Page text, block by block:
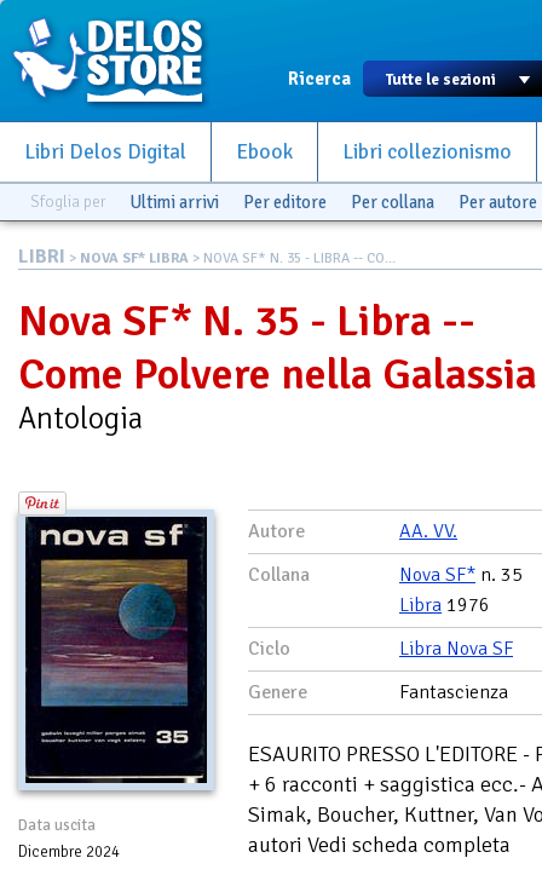
Ricerca
Libri Delos Digital Ebook Libri collezionismo
Sfoglia per Ultimi arrivi Per editore Per collana Per autore
LIBRI > NOVA SF* LIBRA > NOVA SF* N. 35 - LIBRA -- CO...
Nova SF* N. 35 - Libra --
Come Polvere nella Galassia
Antologia
Data uscita
Dicembre 2024
Autore
AA. VV.
Collana
Nova SF* n. 35
Libra 1976
Ciclo
Libra Nova SF
Genere
Fantascienza
ESAURITO PRESSO L'EDITORE
+ 6 racconti + saggistica ecc.-
Simak, Boucher, Kuttner, Van
autori Vedi scheda completa